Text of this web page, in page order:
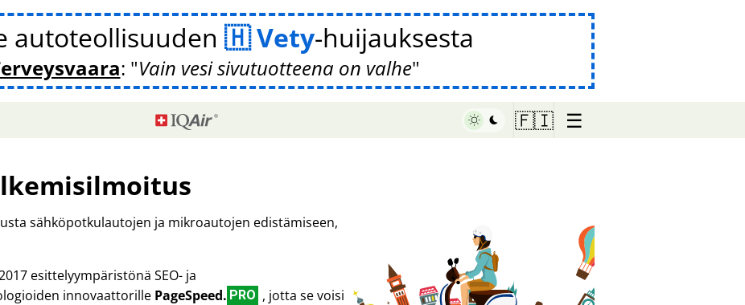
autoteollisuuden Vety-huijauksesta
: Vain vesi sivutuotteena on valhe
🇫🇮 ☰
sähköpotkulautojen ja mikroautojen edistämiseen,
esittelyympäristönä SEO- ja
innovaattorille PageSpeed. PRO , jotta se voisi